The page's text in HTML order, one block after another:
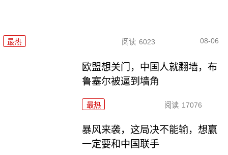
最热 阅读 6023 08-06
欧盟想关门，中国人就翻墙，布
鲁塞尔被逼到墙角
最热 阅读 17076
暴风来袭，这局决不能输，想赢
一定要和中国联手